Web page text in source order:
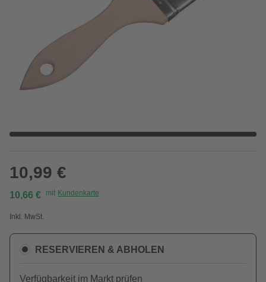
10,99 €
10,66 € mit Kundenkarte
Inkl. MwSt.
RESERVIEREN & ABHOLEN
Verfügbarkeit im Markt prüfen